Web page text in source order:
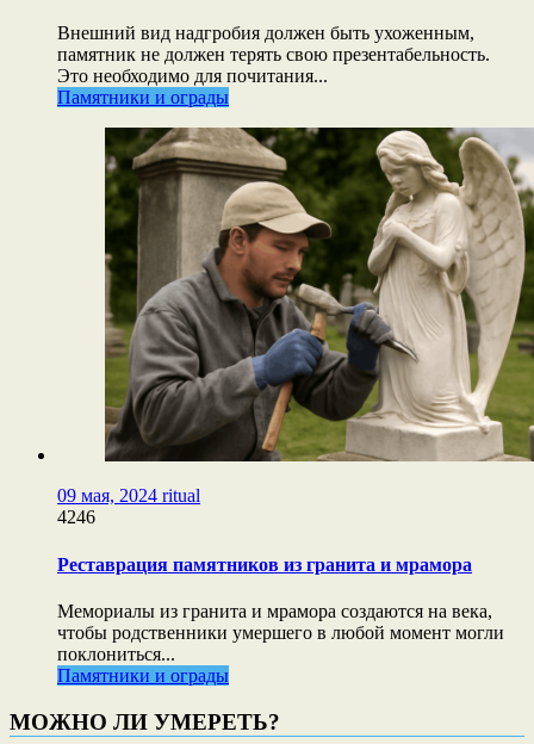
Внешний вид надгробия должен быть ухоженным,
памятник не должен терять свою презентабельность.
Это необходимо для почитания...
Памятники и ограды
09 мая, 2024 ritual
4246
Реставрация памятников из гранита и мрамора
Мемориалы из гранита и мрамора создаются на века,
чтобы родственники умершего в любой момент могли
поклониться...
Памятники и ограды
МОЖНО ЛИ УМЕРЕТЬ?